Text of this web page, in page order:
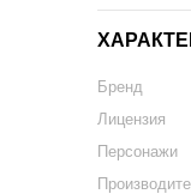
Бренд
Лицензия
Персонажи